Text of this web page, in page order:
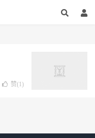
赞(1)